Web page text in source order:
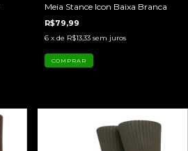
Meia Stance Icon Baixa Branca
R$79,99
6 x de R$13,33 sem juros
COMPRAR